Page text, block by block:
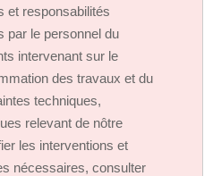
et responsabilités
par le personnel du
intervenant sur le
des travaux et du
techniques,
relevant de nôtre
les interventions et
nécessaires, consulter